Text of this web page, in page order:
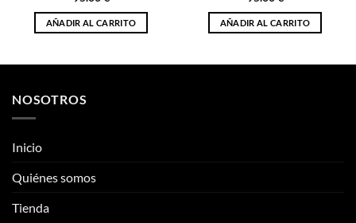
NOSOTROS
Tienda
Información